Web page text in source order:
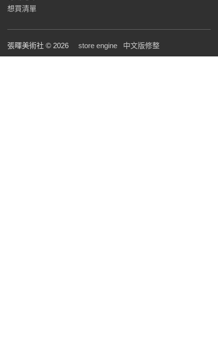
想買清單
張暉美術社 © 2026 store engine 中文版修整